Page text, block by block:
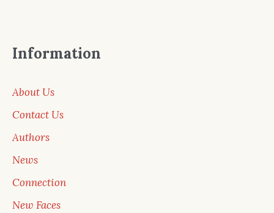
Information
About Us
Contact Us
Authors
News
Connection
New Faces